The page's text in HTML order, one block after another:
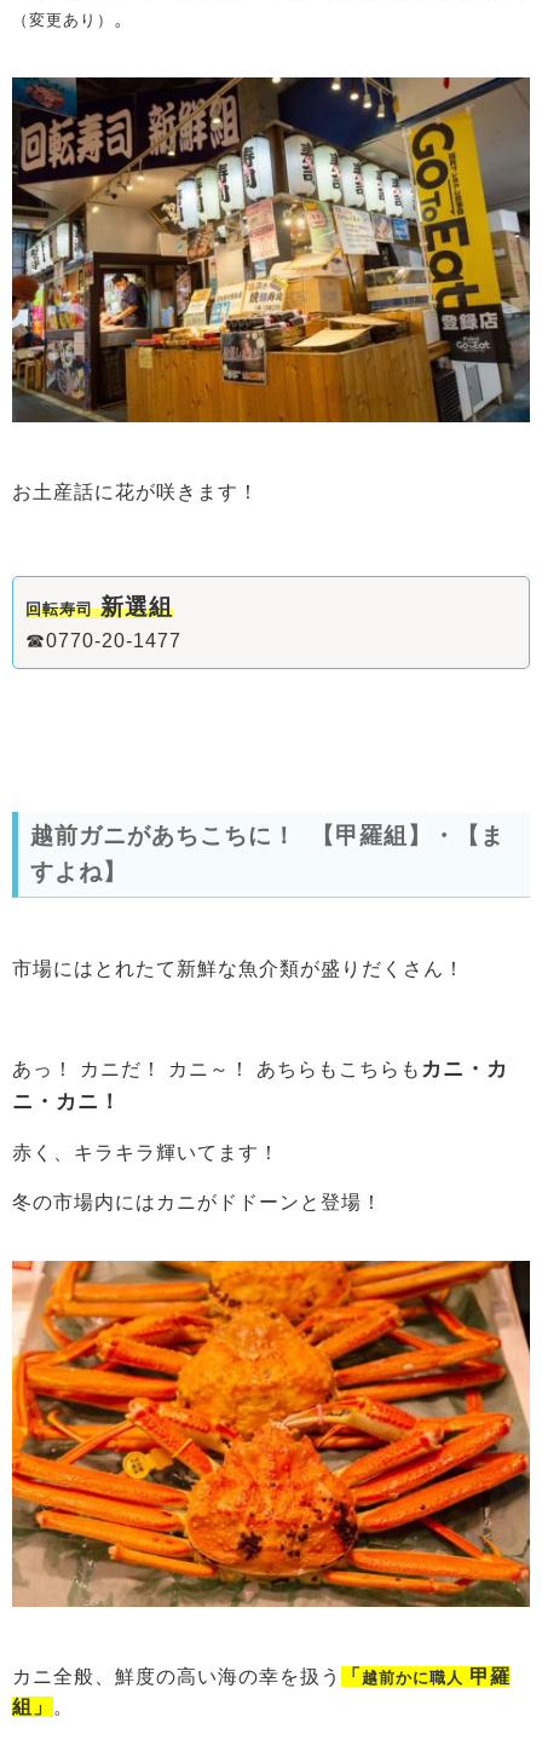
（変更あり） 。
お土産話に花が咲きます！
回転寿司新選組
☎0770-20-1477
越前ガニがあちこちに！ 【甲羅組】・【ま
すよね】
市場にはとれたて新鮮な魚介類が盛りだくさん！
あっ！ カニだ！ カニ～！ あちらもこちらも カニ・カ
ニ・カニ！
赤く、キラキラ輝いてます！
冬の市場内にはカニがドドーンと登場！
カニ全般、鮮度の高い海の幸を扱う 「 越前かに職人 甲羅
組」
。